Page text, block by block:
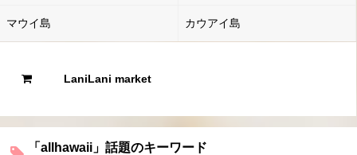
マウイ島 カウアイ島
LaniLani market
「allhawaii」話題のキーワード